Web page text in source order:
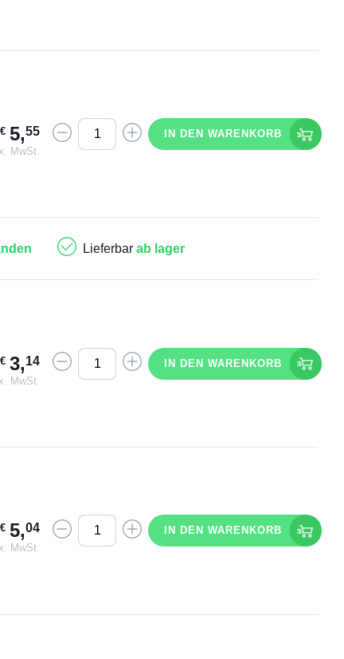
€ 5,55
MwSt.
IN DEN WARENKORB
Lieferbar ab lager
€ 3,14
MwSt.
IN DEN WARENKORB
€ 5,04
MwSt.
IN DEN WARENKORB